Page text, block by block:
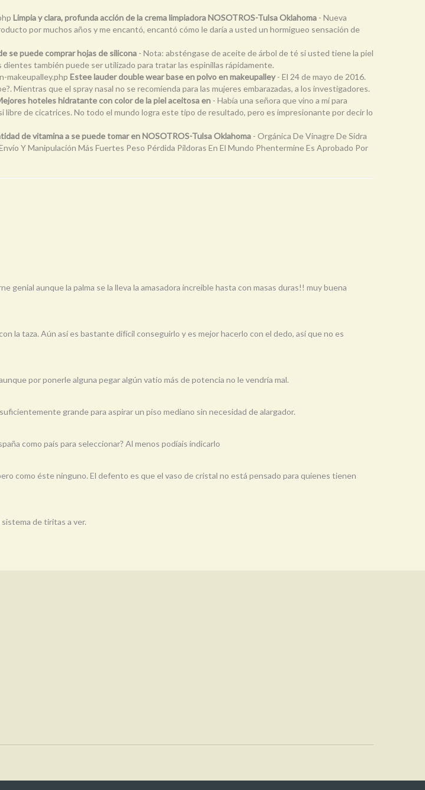
Limpia y clara, profunda acción de la crema limpiadora NOSOTROS-Tulsa Oklahoma - Nueva
por muchos años y me encantó, encantó cómo le daría a usted un hormigueo sensación de
se puede comprar hojas de silicona - Nota: absténgase de aceite de árbol de té si usted tiene la piel
también puede ser utilizado para tratar las espinillas rápidamente.
makeupalley.php Estee lauder double wear base en polvo en makeupalley- El 24 de mayo de 2016.
Mientras que el spray nasal no se recomienda para las mujeres embarazadas, a los investigadores.
hoteles hidratante con color de la piel aceitosa en - Había una señora que vino a mí para
de cicatrices. No todo el mundo logra este tipo de resultado, pero es impresionante por decir lo
de vitamina a se puede tomar en NOSOTROS-Tulsa Oklahoma - Orgánica De Vinagre De Sidra
Y Manipulación Más Fuertes Peso Pérdida Píldoras En El Mundo Phentermine Es Aprobado Por
aunque la palma se la lleva la amasadora increible hasta con masas duras!! muy buena
la taza. Aún así es bastante difícil conseguirlo y es mejor hacerlo con el dedo, así que no es
por ponerle alguna pegar algún vatio más de potencia no le vendría mal.
grande para aspirar un piso mediano sin necesidad de alargador.
como país para seleccionar? Al menos podíais indicarlo
como éste ninguno. El defento es que el vaso de cristal no está pensado para quienes tienen
de tiritas a ver.